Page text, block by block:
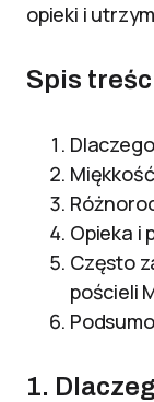
opieki i
Spis
Opieka i
Często
pościeli
1.